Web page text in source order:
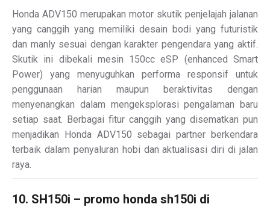
Honda ADV150 merupakan motor skutik penjelajah jalanan
yang canggih yang memiliki desain bodi yang futuristik
dan manly sesuai dengan karakter pengendara yang aktif.
Skutik ini dibekali mesin 150cc eSP (enhanced Smart
Power) yang menyuguhkan performa responsif untuk
penggunaan harian maupun beraktivitas dengan
menyenangkan dalam mengeksplorasi pengalaman baru
setiap saat. Berbagai fitur canggih yang disematkan pun
menjadikan Honda ADV150 sebagai partner berkendara
terbaik dalam penyaluran hobi dan aktualisasi diri di jalan
raya.
10. SH150i – promo honda sh150i di